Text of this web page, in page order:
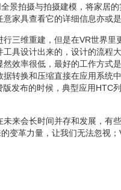
景拍摄与拍摄建模，将家居
家具查看它的详细信息亦或是
三维重建，但是在VR世界里
具设计出来的，设计的流程
效率很低，最好的工作方式
转换和压缩直接在应用系统
发布的时候，典型应用HTC
来会长时间并存和发展，有
变革力量，让我们无法忽视；